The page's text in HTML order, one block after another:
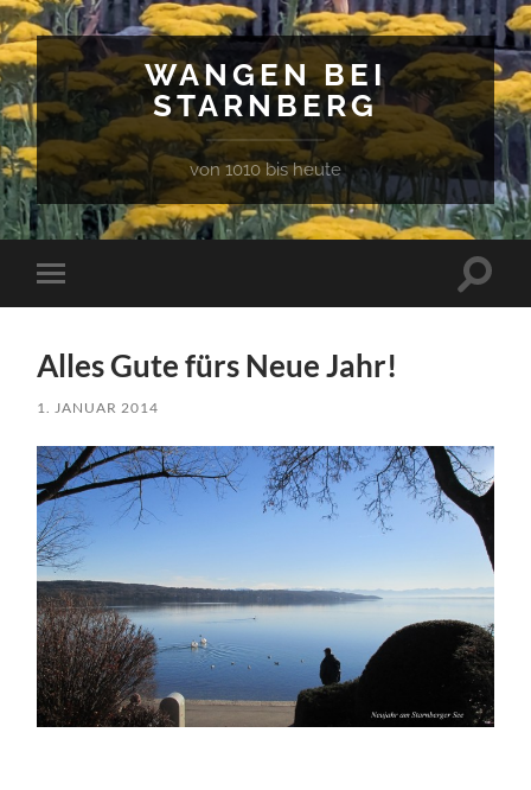
WANGEN BEI
STARNBERG
von 1010 bis heute
Mobile-
Menü
Alles Gute fürs Neue Jahr!
1. JANUAR 2014